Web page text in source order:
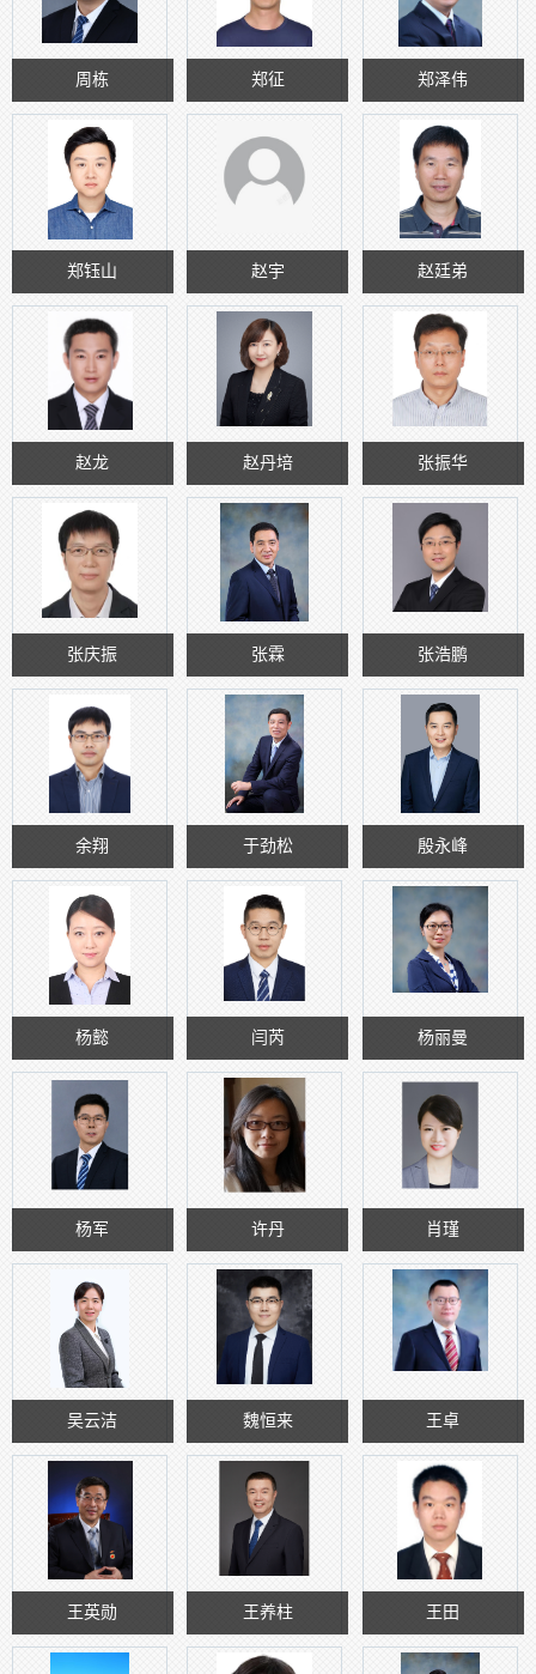
周栋 郑征 郑泽伟
郑钰山 赵宇 赵廷弟
赵龙 赵丹培 张振华
张庆振 张霖 张浩鹏
余翔 于劲松 殷永峰
杨懿 闫芮 杨丽曼
杨军 许丹 肖瑾
吴云洁 魏恒来 王卓
王英勋 王养柱 王田